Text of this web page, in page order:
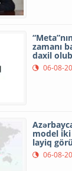
zamanı
daxil olub
06-08-
model
layiq
06-08-